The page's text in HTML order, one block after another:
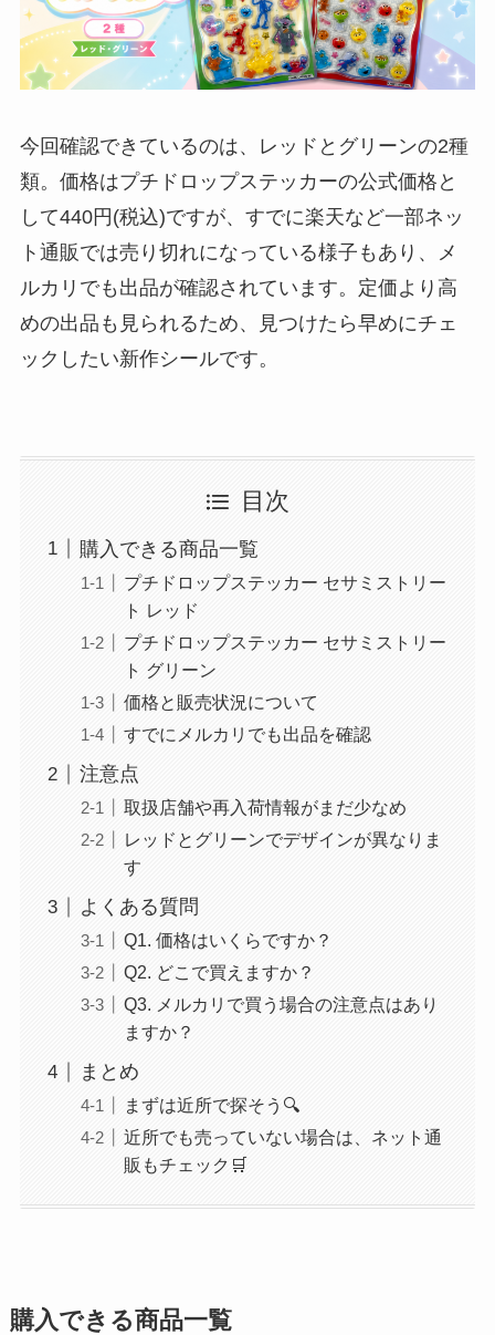
今回確認できているのは、レッドとグリーンの2種
類。価格はプチドロップステッカーの公式価格と
して440円(税込)ですが、すでに楽天など一部ネッ
ト通販では売り切れになっている様子もあり、メ
ルカリでも出品が確認されています。定価より高
めの出品も見られるため、見つけたら早めにチェ
ックしたい新作シールです。
目次
購入できる商品一覧
プチドロップステッカー セサミストリー
ト レッド
プチドロップステッカー セサミストリー
ト グリーン
価格と販売状況について
すでにメルカリでも出品を確認
注意点
取扱店舗や再入荷情報がまだ少なめ
レッドとグリーンでデザインが異なりま
す
よくある質問
Q1. 価格はいくらですか？
Q2. どこで買えますか？
Q3. メルカリで買う場合の注意点はあり
ますか？
まとめ
まずは近所で探そう🔍
近所でも売っていない場合は、ネット通
販もチェック🛒
購入できる商品一覧